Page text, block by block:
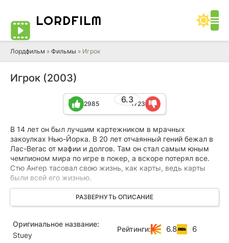
LORDFILM
Лордфильм » Фильмы » Игрок
Игрок (2003)
6.3
2985 1723
В 14 лет он был лучшим картежником в мрачных
закоулках Нью-Йорка. В 20 лет отчаянный гений бежал в
Лас-Вегас от мафии и долгов. Там он стал самым юным
чемпионом мира по игре в покер, а вскоре потерял все.
Стю Ангер тасовал свою жизнь, как карты, ведь карты
были всей его жизнью.
По сей день в подпольных клубах и на престижных
турнирах ходят легенды о том, как пав на самое дно, Стю
рисковал и делал безумные ставки, бросая вызов
изменчивой фортуне. Но он забыл, что цена великого
РАЗВЕРНУТЬ ОПИСАНИЕ
Оригинальное название:
Stuey
Рейтинги: 6.8 6